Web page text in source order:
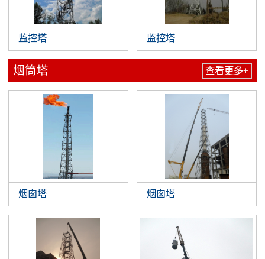
监控塔 监控塔
烟筒塔 查看更多+
烟囱塔 烟囱塔